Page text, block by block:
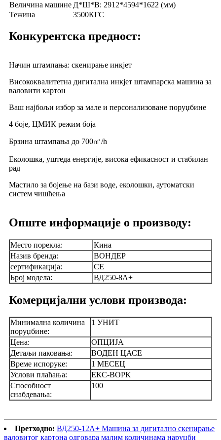
Величина машине Д*Ш*В: 2912*4594*1622 (мм)
Тежина
3500КГС
Конкурентска предност:
Начин штампања: скенирање инкјет
Висококвалитетна дигитална инкјет штампарска машина за
валовити картон
Ваш најбољи избор за мале и персонализоване поруџбине
4 боје, ЦМИК режим боја
Брзина штампања до 700㎡/h
Еколошка, уштеда енергије, висока ефикасност и стабилан
рад
Мастило за бојење на бази воде, еколошки, аутоматски
систем чишћења
Опште информације о производу:
Место порекла:
Кина
Назив бренда:
ВОНДЕР
сертификација:
CE
Број модела:
ВД250-8А+
Комерцијални услови производа:
Минимална количина
поруџбине:
1 УНИТ
Цена:
ОПЦИЈА
Детаљи паковања:
ВОДЕН ЦАСЕ
Време испоруке:
1 МЕСЕЦ
Услови плаћања:
ЕКС-ВОРК
Способност
снабдевања:
100
Претходно: ВД250-12А+ Машина за дигитално скенирање
валовитог картона одговара малим количинама наруџби